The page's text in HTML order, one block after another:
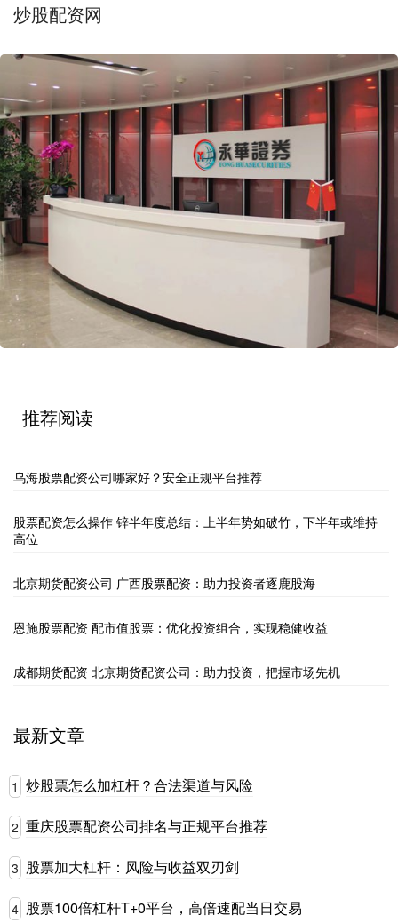
炒股配资网
推荐阅读
乌海股票配资公司哪家好？安全正规平台推荐
股票配资怎么操作 锌半年度总结：上半年势如破竹，下半年或维持
高位
北京期货配资公司 广西股票配资：助力投资者逐鹿股海
恩施股票配资 配市值股票：优化投资组合，实现稳健收益
成都期货配资 北京期货配资公司：助力投资，把握市场先机
最新文章
1 炒股票怎么加杠杆？合法渠道与风险
2 重庆股票配资公司排名与正规平台推荐
3 股票加大杠杆：风险与收益双刃剑
4 股票100倍杠杆T+0平台，高倍速配当日交易